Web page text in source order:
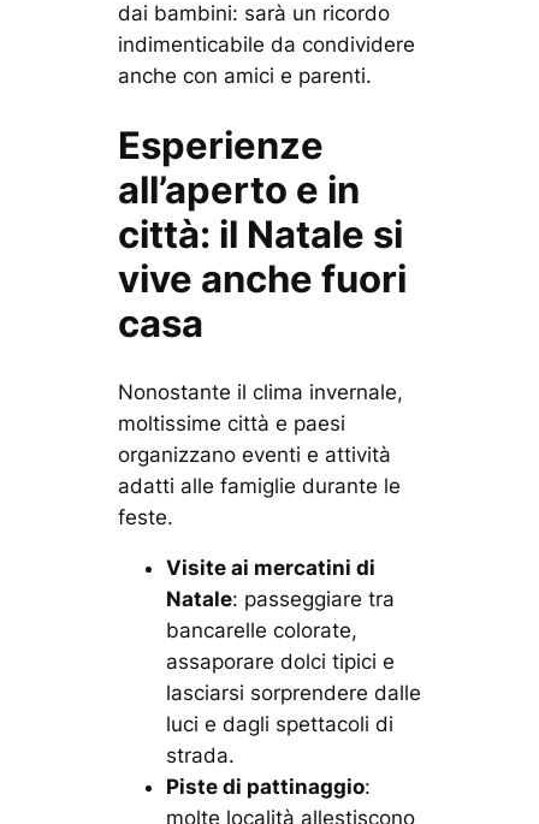
dai bambini: sarà un ricordo
indimenticabile da condividere
anche con amici e parenti.
Esperienze
all’aperto e in
città: il Natale si
vive anche fuori
casa
Nonostante il clima invernale,
moltissime città e paesi
organizzano eventi e attività
adatti alle famiglie durante le
feste.
Visite ai mercatini di
Natale: passeggiare tra
bancarelle colorate,
assaporare dolci tipici e
lasciarsi sorprendere dalle
luci e dagli spettacoli di
strada.
Piste di pattinaggio:
molte località allestiscono